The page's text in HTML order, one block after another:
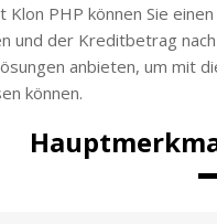
PHP können Sie
und der Kreditbetrag
anbieten, um mit
können.